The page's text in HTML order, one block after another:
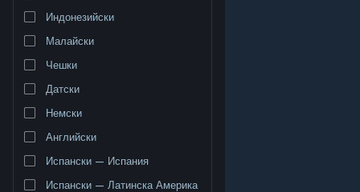
Индонезийски
Малайски
Чешки
Датски
Немски
Английски
Испански — Испания
Испански — Латинска Америка